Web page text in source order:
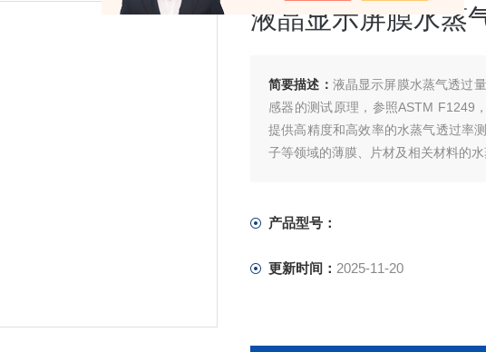
液晶显示屏膜水蒸
简要描述： 液晶显示屏膜水蒸气透过
感器的测试原理，参照ASTM F1249
提供高精度和高效率的水蒸气透过率
子等领域的薄膜、片材及相关材料的水
产品型号：
更新时间： 2025-11-20